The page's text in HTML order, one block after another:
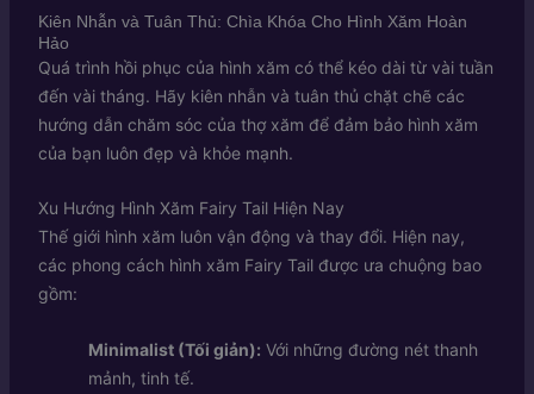
Kiên Nhẫn và Tuân Thủ: Chìa Khóa Cho Hình Xăm Hoàn
Hảo
Quá trình hồi phục của hình xăm có thể kéo dài từ vài tuần
đến vài tháng. Hãy kiên nhẫn và tuân thủ chặt chẽ các
hướng dẫn chăm sóc của thợ xăm để đảm bảo hình xăm
của bạn luôn đẹp và khỏe mạnh.
Xu Hướng Hình Xăm Fairy Tail Hiện Nay
Thế giới hình xăm luôn vận động và thay đổi. Hiện nay,
các phong cách hình xăm Fairy Tail được ưa chuộng bao
gồm:
Minimalist (Tối giản): Với những đường nét thanh
mảnh, tinh tế.